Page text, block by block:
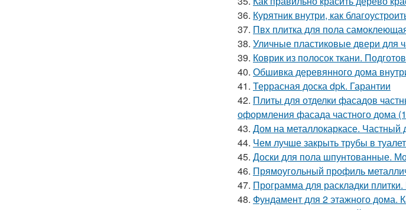
36. Курятник внутри, как
37. Пвх плитка для пола
38. Уличные пластиковые двери для
39. Коврик из полосок ткани.
40. Обшивка деревянного дома
41. Террасная доска dpk. Гарантии
42. Плиты для отделки фасадов
оформления фасада частного дома
43. Дом на металлокаркасе. Частный
44. Чем лучше закрыть трубы в
45. Доски для пола шпунтованные.
46. Прямоугольный профиль
47. Программа для раскладки
48. Фундамент для 2 этажного дома.